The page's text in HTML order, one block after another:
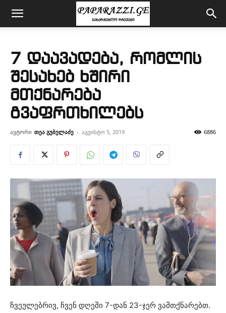
7 დაავადება, რომლის
შესახებ ხშირი
მთქნარება
გვაფრთხილებს
ავტორი თეა გუბელაძე - აგვისტო 5, 2019 6886
ჩვეულებრივ, ჩვენ დღეში 7-დან 23-ჯერ ვამთქნარებთ.